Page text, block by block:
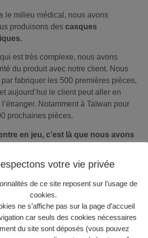
le milieu médical, nous avons
produisons des casques
est très complexe, nous avons
du produit avec notre client. Nous
fabriquer les 500 premières pièces,
aujourd’hui le client peut aller en
Notamment à Taïwan pour
prochaines pièces.
en jeu, c’est là que nous avons
permet de continuer d’accompagner
et de travailler avec lui sur les
produits qu’il innove.
votre vie privée
de ce site reposent sur l’usage de
cookies.
ne s’affiche pas sur la page d’accueil
car seuls des cookies nécessaires
du site sont déposés (vous pouvez